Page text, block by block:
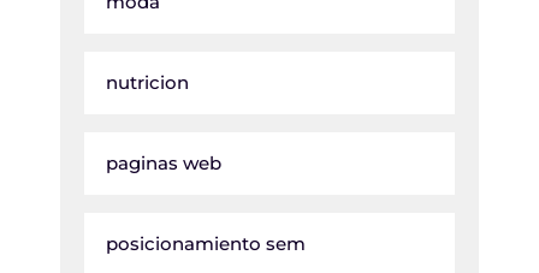
nutricion
paginas web
posicionamiento sem